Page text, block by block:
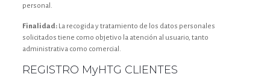
personal.
Finalidad:La recogida y tratamiento de los datos personales
solicitados tiene como objetivo la atención al usuario, tanto
administrativa como comercial.
REGISTRO MyHTG CLIENTES